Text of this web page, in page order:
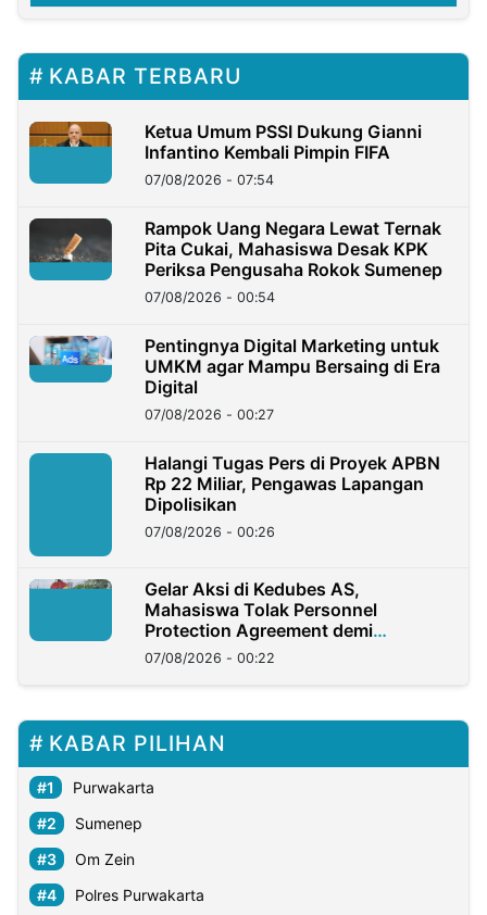
KABAR TERBARU
Ketua Umum PSSI Dukung Gianni
Infantino Kembali Pimpin FIFA
07/08/2026 - 07:54
Rampok Uang Negara Lewat Ternak
Pita Cukai, Mahasiswa Desak KPK
Periksa Pengusaha Rokok Sumenep
07/08/2026 - 00:54
Pentingnya Digital Marketing untuk
UMKM agar Mampu Bersaing di Era
Digital
07/08/2026 - 00:27
Halangi Tugas Pers di Proyek APBN
Rp 22 Miliar, Pengawas Lapangan
Dipolisikan
07/08/2026 - 00:26
Gelar Aksi di Kedubes AS,
Mahasiswa Tolak Personnel
Protection Agreement demi
Kedaulatan Negara
07/08/2026 - 00:22
KABAR PILIHAN
Purwakarta
Sumenep
Om Zein
Polres Purwakarta